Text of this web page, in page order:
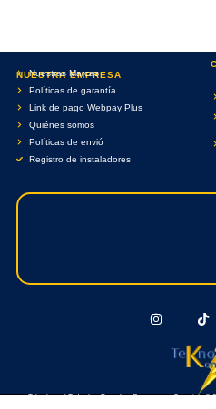
NUESTRA EMPRESA
Nuestras Marcas
Políticas de garantía
Link de pago Webpay Plus
Quiénes somos
Políticas de envió
Registro de instaladores
Teknokont.cl Todos Los Derechos Reservados. Copyright ©